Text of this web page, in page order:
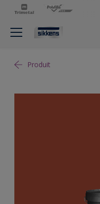
Produit